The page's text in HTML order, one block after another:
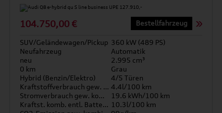
104.750,00 € Bestellfahrzeug
SUV/Geländewagen/Pickup 360 kW (489 PS)
Neufahrzeug
Automatik
neu
2.995 cm³
0 km
Grau
Hybrid (Benzin/Elektro)
4/5 Türen
Kraftstoffverbrauch gew. kombiniert 4.4l/100 km
Stromverbrauch gew. kombiniert
19.6 kWh/100 km
Kraftst. komb. entl. Batterie 10.3l/100 km